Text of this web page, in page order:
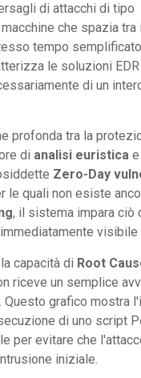
di attacchi di tipo
che spazia tra i
tempo
le soluzioni
di un
profonda tra la
di analisi euristica
Zero-Day
quali non esiste
, il sistema impara ciò
visibile
capacità di Root
riceve un semplice
grafico mostra
di uno script
per evitare che
iniziale.